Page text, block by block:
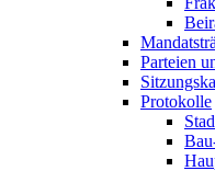
Parteien
Protokolle